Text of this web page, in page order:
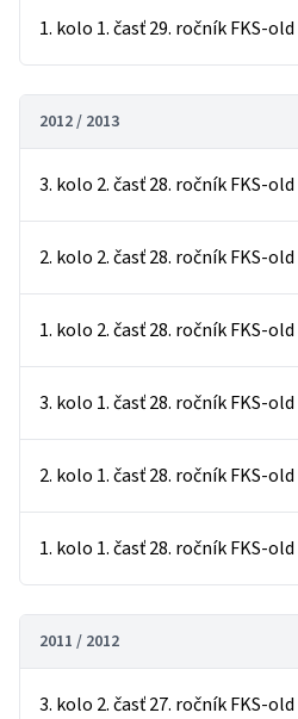
1. kolo 1. časť 29. ročník FKS-old
2012 / 2013
3. kolo 2. časť 28. ročník FKS-old
2. kolo 2. časť 28. ročník FKS-old
1. kolo 2. časť 28. ročník FKS-old
3. kolo 1. časť 28. ročník FKS-old
2. kolo 1. časť 28. ročník FKS-old
1. kolo 1. časť 28. ročník FKS-old
2011 / 2012
3. kolo 2. časť 27. ročník FKS-old